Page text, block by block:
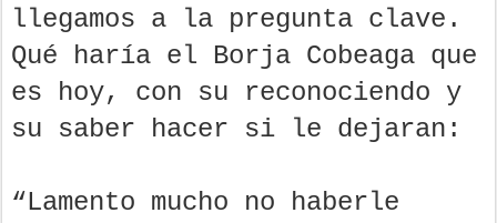
llegamos a la pregunta clave.
Qué haría el Borja Cobeaga que
es hoy, con su reconociendo y
su saber hacer si le dejaran:
“Lamento mucho no haberle